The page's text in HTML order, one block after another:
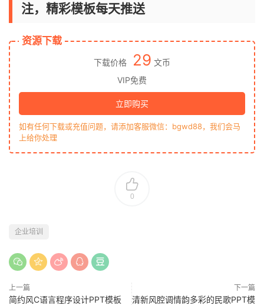
注，精彩模板每天推送
资源下载
下载价格 29 文币
VIP免费
立即购买
如有任何下载或充值问题，请添加客服微信：bgwd88，我们会马
上给你处理
0
企业培训
上一篇
简约风C语言程序设计PPT模板
下一篇
清新风腔调情韵多彩的民歌PPT模